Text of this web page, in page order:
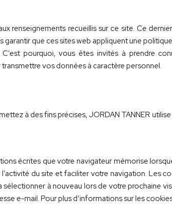
renseignements recueillis sur ce site. Ce
garantir que ces sites web appliquent une
pourquoi, vous êtes invités à prendre
vos données à caractère personnel.
à des fins précises, JORDAN TANNER
écrites que votre navigateur mémorise
du site et faciliter votre navigation. Les
à nouveau lors de votre prochaine
e-mail. Pour plus d’informations sur les